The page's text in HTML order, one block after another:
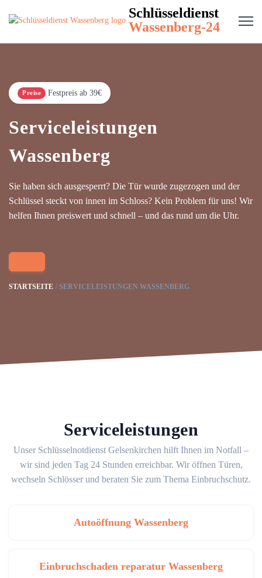
Schlüsseldienst
Wassenberg-24
Preise Festpreis ab 39€
Serviceleistungen
Wassenberg
Sie haben sich ausgesperrt? Die Tür wurde zugezogen und der
Schlüssel steckt von innen im Schloss? Kein Problem für uns! Wir
helfen Ihnen preiswert und schnell – und das rund um die Uhr.
STARTSEITE SERVICELEISTUNGEN WASSENBERG
Serviceleistungen
Unser Schlüsselnotdienst Gelsenkirchen hilft Ihnen im Notfall –
wir sind jeden Tag 24 Stunden erreichbar. Wir öffnen Türen,
wechseln Schlösser und beraten Sie zum Thema Einbruchschutz.
Autoöffnung Wassenberg
Einbruchschaden reparatur Wassenberg